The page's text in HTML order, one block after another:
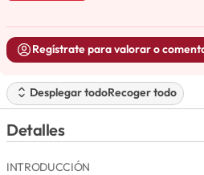
Regístrate para valorar o
Desplegar todoRecoger todo
Detalles
INTRODUCCIÓN